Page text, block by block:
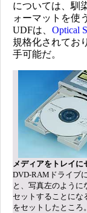
については、馴
ォーマットを使
UDFは、 Optical
規格化されてお
手可能だ。
メディアをトレイに
DVD-RAMドライブ
と、写真左のように
セットすることにな
をセットしたところ